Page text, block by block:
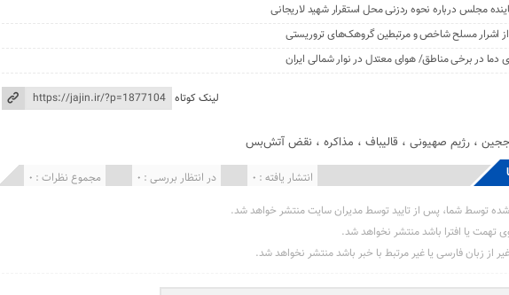
مجلس درباره نحوه ردزنی محل استقرار شهید لاریجانی
لینک کوتاه
ججین ،رژیم صهیونی ، قالیباف ، مذاکره ، نقض آتش‌بس
مجموع نظرات : 0 در انتظار بررسی : 0 انتشار یافته : 0
توسط شما، پس از تایید توسط مدیران سایت منتشر خواهد شد.
تهمت یا افترا باشد منتشر نخواهد شد.
از زبان فارسی یا غیر مرتبط با خبر باشد منتشر نخواهد شد.